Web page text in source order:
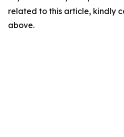
related to this article, kindly
above.